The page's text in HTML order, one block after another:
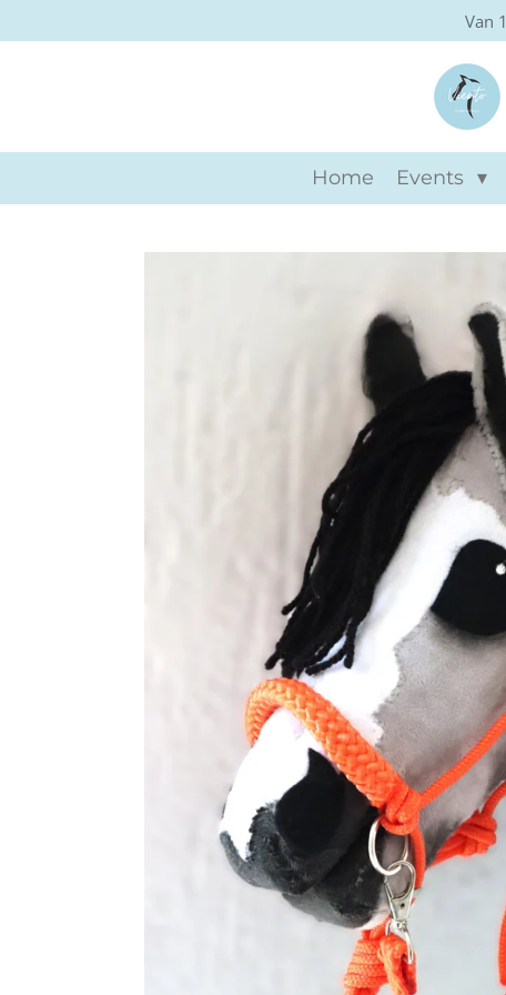
direct
Van
Home Events